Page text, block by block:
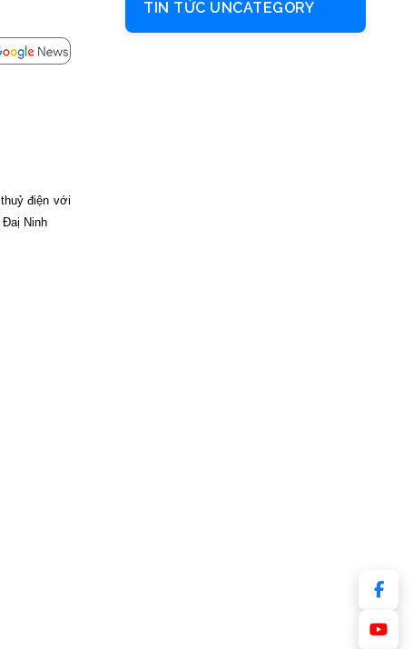
thuỷ điện với
Đaị Ninh
TIN TỨC UNCATEGORY